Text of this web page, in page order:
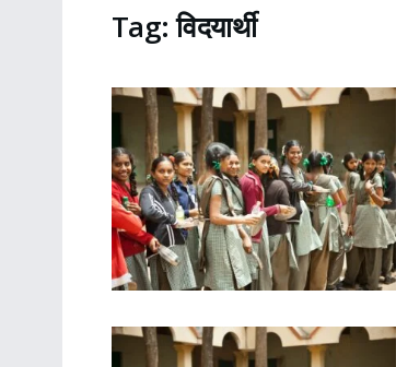
Tag:विदयार्थी